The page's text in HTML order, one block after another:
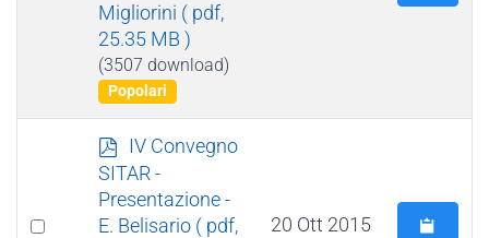
Migliorini ( pdf,
25.35 MB )
(3507 download)
Popolari
Select
p
d
f
IV Convegno
SITAR -
Presentazione -
E. Belisario ( pdf,
20 Ott 2015